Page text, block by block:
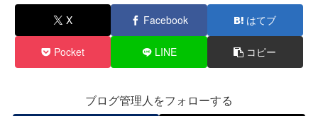
X Facebook はてブ
Pocket LINE コピー
ブログ管理人をフォローする